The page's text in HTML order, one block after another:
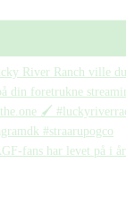
fans har levet på i år